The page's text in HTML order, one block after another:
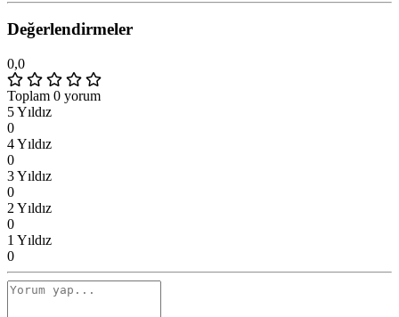
Değerlendirmeler
0,0
Toplam 0 yorum
5 Yıldız
0
4 Yıldız
0
3 Yıldız
0
2 Yıldız
0
1 Yıldız
0